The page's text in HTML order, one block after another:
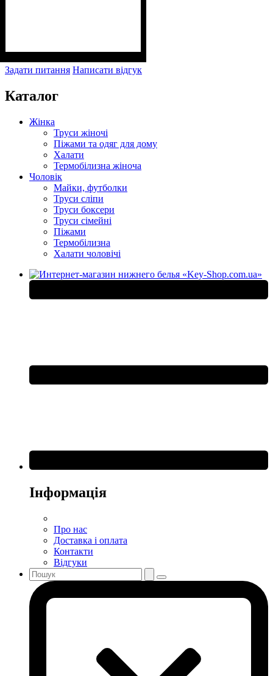
Задати питання Написати відгук
Каталог
Жінка
Труси жіночі
Піжами та одяг для дому
Халати
Термобілизна жіноча
Чоловік
Майки, футболки
Труси сліпи
Труси боксери
Труси сімейні
Піжами
Термобілизна
Халати чоловічі
Інформація
Про нас
Доставка і оплата
Контакти
Відгуки